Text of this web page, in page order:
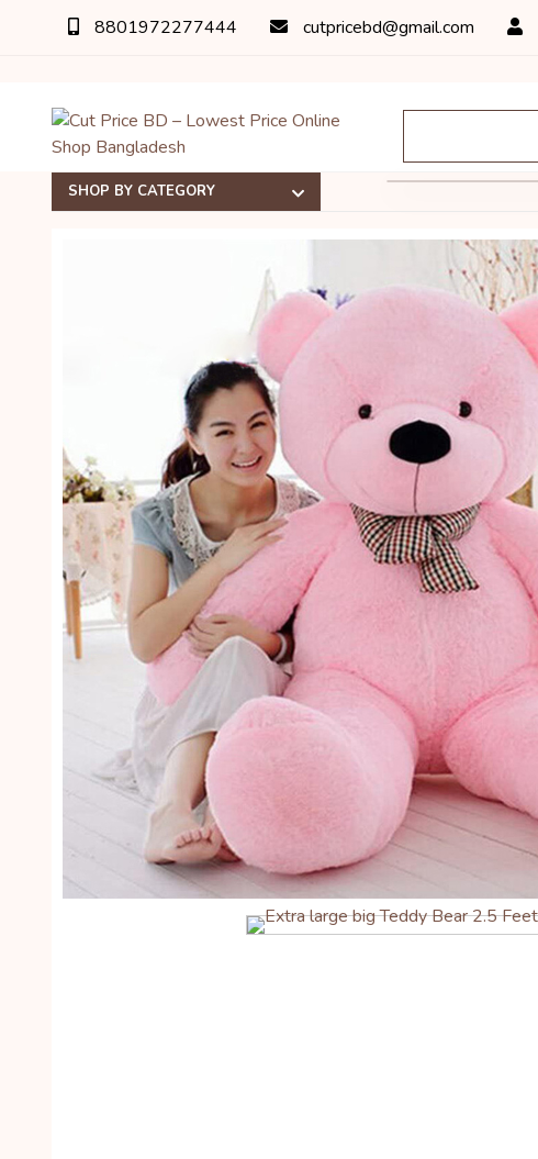
8801972277444 cutpricebd@gmail.com
SHOP BY CATEGORY